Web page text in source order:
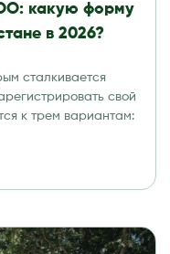
какую форму
в 2026?
сталкивается
свой
к трем вариантам: